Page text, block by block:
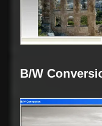
B/W